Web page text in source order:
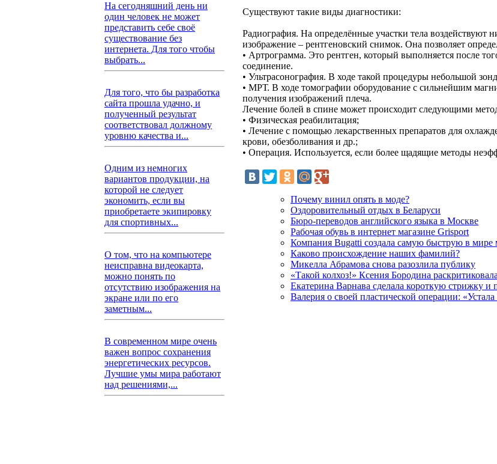
На сегодняшний день ни
один человек не может
представить себе своё
существование без
интернета. Для того чтобы
выбрать...
Для того, что бы разработка
сайта прошла удачно, и
полученный результат
соответствовал должному
уровню качества и...
Одним из немногих
вариантов продукции, на
которой не следует
экономить, если вы
приобретаете экипировку
для спортивных...
О том, что на компьютере
неисправна видеокарта,
можно понять по
отсутствию изображения на
экране или по его
заметным...
В современном мире очень
важен вопрос сохранения
энергетических ресурсов.
Лучшие умы мира работают
над решениями,...
Существуют такие виды диагностики:
Радиография. На определённые участки тела воздействуют
изображение – рентгеновский снимок. Она позволяет
• Артрограмма. Это рентген, который выполняется после
соединение.
• Ультрасонография. В ходе такой процедуры небольшой
• МРТ. В ходе томографии оборудование с сильнейшим
получения изображений плеча.
Лечение болей в спине может происходит следующими
• Физическая реабилитация;
• Лечение с помощью лекарственных препаратов для
крови, обезболивания и др.;
• Операция. Используется, если более щадящие методы
Почему винил опять в моде?
Оздоровительный отдых в Беларуси
Бюро-переводов английского языка в Москве
Рабочая обувь в интернет магазине Grisport
Компания Bugatti создала самую быструю в
Каково происхождение наших фамилий?
Микелла Абрамова снова разозлила публику
«Такой колхоз!» Ксения Бородина
Екатерина Варнава сделала короткую стрижку и
Валерия о своей пластической операции: «Устала